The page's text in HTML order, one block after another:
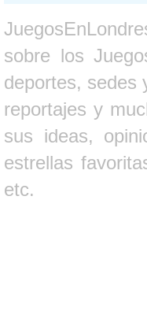
sobre los
deportes, sedes
reportajes y
sus ideas,
estrellas
etc.